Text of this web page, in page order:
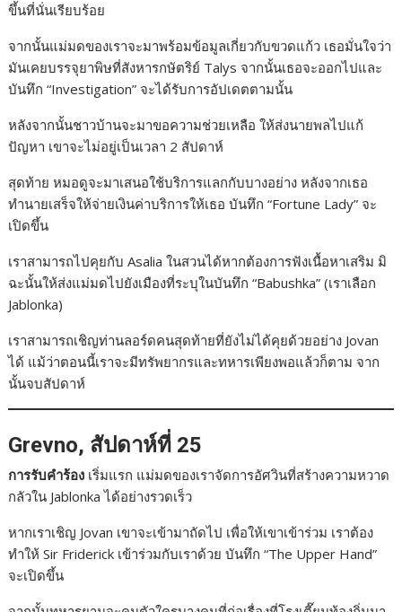
ขึ้นที่นั่นเรียบร้อย
จากนั้นแม่มดของเราจะมาพร้อมข้อมูลเกี่ยวกับขวดแก้ว เธอมั่นใจว่า
มันเคยบรรจุยาพิษที่สังหารกษัตริย์ Talys จากนั้นเธอจะออกไปและ
บันทึก “Investigation” จะได้รับการอัปเดตตามนั้น
หลังจากนั้นชาวบ้านจะมาขอความช่วยเหลือ ให้ส่งนายพลไปแก้
ปัญหา เขาจะไม่อยู่เป็นเวลา 2 สัปดาห์
สุดท้าย หมอดูจะมาเสนอใช้บริการแลกกับบางอย่าง หลังจากเธอ
ทำนายเสร็จให้จ่ายเงินค่าบริการให้เธอ บันทึก “Fortune Lady” จะ
เปิดขึ้น
เราสามารถไปคุยกับ Asalia ในสวนได้หากต้องการฟังเนื้อหาเสริม มิ
ฉะนั้นให้ส่งแม่มดไปยังเมืองที่ระบุในบันทึก “Babushka” (เราเลือก
Jablonka)
เราสามารถเชิญท่านลอร์ดคนสุดท้ายที่ยังไม่ได้คุยด้วยอย่าง Jovan
ได้ แม้ว่าตอนนี้เราจะมีทรัพยากรและทหารเพียงพอแล้วก็ตาม จาก
นั้นจบสัปดาห์
Grevno, สัปดาห์ที่ 25
การรับคำร้อง เริ่มแรก แม่มดของเราจัดการอัศวินที่สร้างความหวาด
กลัวใน Jablonka ได้อย่างรวดเร็ว
หากเราเชิญ Jovan เขาจะเข้ามาถัดไป เพื่อให้เขาเข้าร่วม เราต้อง
ทำให้ Sir Friderick เข้าร่วมกับเราด้วย บันทึก “The Upper Hand”
จะเปิดขึ้น